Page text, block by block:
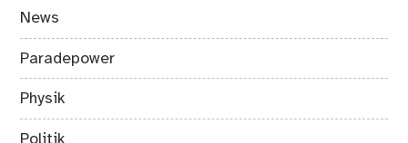
News
Paradepower
Physik
Politik